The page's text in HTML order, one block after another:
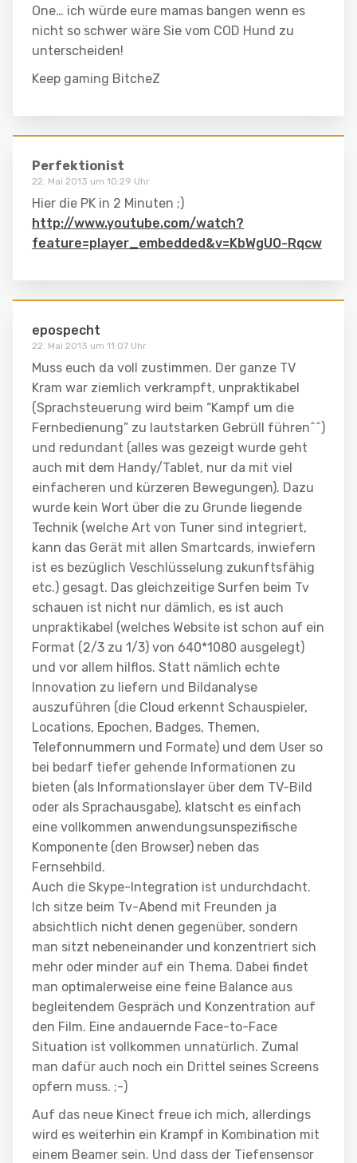
One… ich würde eure mamas bangen wenn es
nicht so schwer wäre Sie vom COD Hund zu
unterscheiden!
Keep gaming BitcheZ
Perfektionist
22. Mai 2013 um 10:29 Uhr
Hier die PK in 2 Minuten ;)
http://www.youtube.com/watch?
feature=player_embedded&v=KbWgUO-Rqcw
epospecht
22. Mai 2013 um 11:07 Uhr
Muss euch da voll zustimmen. Der ganze TV
Kram war ziemlich verkrampft, unpraktikabel
(Sprachsteuerung wird beim “Kampf um die
Fernbedienung” zu lautstarken Gebrüll führen^^)
und redundant (alles was gezeigt wurde geht
auch mit dem Handy/Tablet, nur da mit viel
einfacheren und kürzeren Bewegungen). Dazu
wurde kein Wort über die zu Grunde liegende
Technik (welche Art von Tuner sind integriert,
kann das Gerät mit allen Smartcards, inwiefern
ist es bezüglich Veschlüsselung zukunftsfähig
etc.) gesagt. Das gleichzeitige Surfen beim Tv
schauen ist nicht nur dämlich, es ist auch
unpraktikabel (welches Website ist schon auf ein
Format (2/3 zu 1/3) von 640*1080 ausgelegt)
und vor allem hilflos. Statt nämlich echte
Innovation zu liefern und Bildanalyse
auszuführen (die Cloud erkennt Schauspieler,
Locations, Epochen, Badges, Themen,
Telefonnummern und Formate) und dem User so
bei bedarf tiefer gehende Informationen zu
bieten (als Informationslayer über dem TV-Bild
oder als Sprachausgabe), klatscht es einfach
eine vollkommen anwendungsunspezifische
Komponente (den Browser) neben das
Fernsehbild.
Auch die Skype-Integration ist undurchdacht.
Ich sitze beim Tv-Abend mit Freunden ja
absichtlich nicht denen gegenüber, sondern
man sitzt nebeneinander und konzentriert sich
mehr oder minder auf ein Thema. Dabei findet
man optimalerweise eine feine Balance aus
begleitendem Gespräch und Konzentration auf
den Film. Eine andauernde Face-to-Face
Situation ist vollkommen unnatürlich. Zumal
man dafür auch noch ein Drittel seines Screens
opfern muss. ;-)
Auf das neue Kinect freue ich mich, allerdings
wird es weiterhin ein Krampf in Kombination mit
einem Beamer sein. Und dass der Tiefensensor